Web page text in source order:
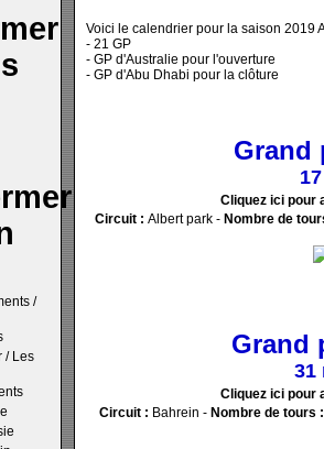
/
/ Les
Voici le calendrier pour la saison 2019
- 21 GP
- GP d'Australie pour l'ouverture
- GP d'Abu Dhabi pour la clôture
Grand
Cliquez ici pour
Circuit : Albert park - Nombre de
Grand
31
Cliquez ici pour
Circuit : Bahrein - Nombre de tours :